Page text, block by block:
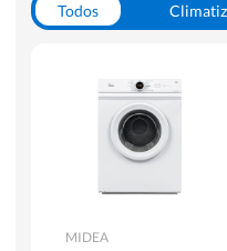
Todos
MIDEA